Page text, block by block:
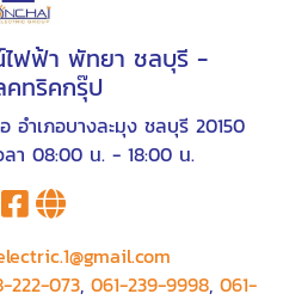
ฟฟ้า พัทยา ชลบุรี -
คทริคกรุ๊ป
อำเภอบางละมุง ชลบุรี 20150
ลา 08:00 น. - 18:00 น.
222-073, 061-239-9998, 061-